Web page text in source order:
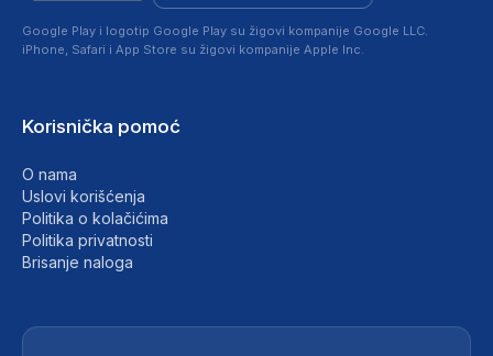
Google Play i logotip Google Play su žigovi kompanije Google LLC.
iPhone, Safari i App Store su žigovi kompanije Apple Inc.
Korisnička pomoć
O nama
Uslovi korišćenja
Politika o kolačićima
Politika privatnosti
Brisanje naloga